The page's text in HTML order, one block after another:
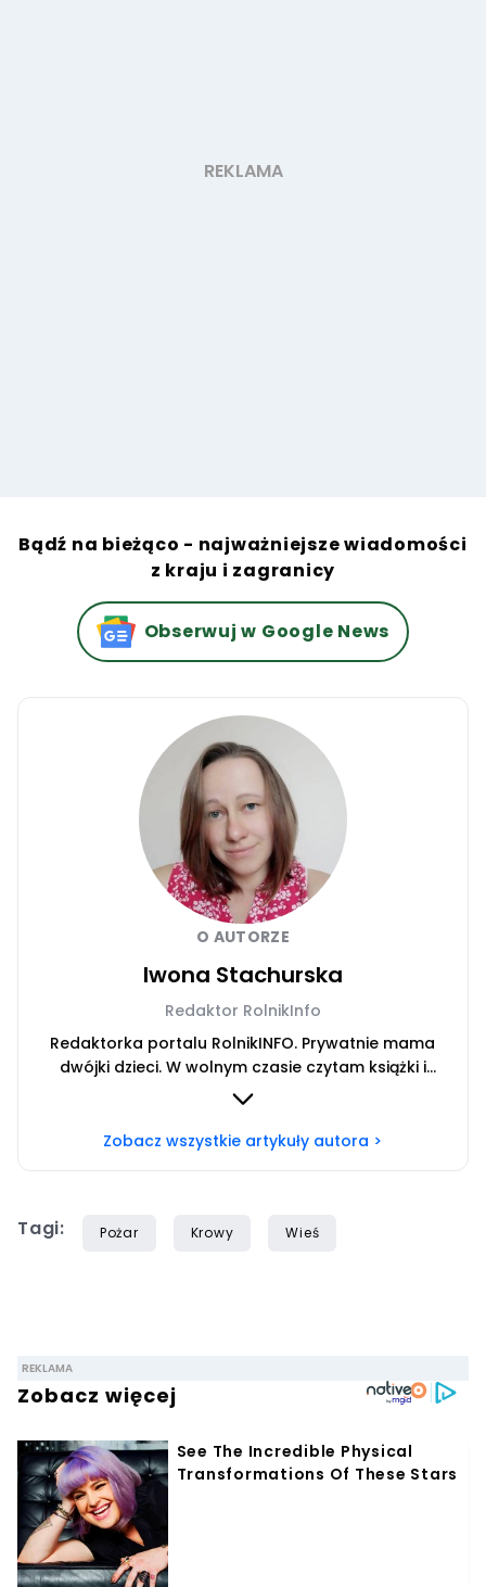
Bądź na bieżąco - najważniejsze wiadomości
z kraju i zagranicy
Obserwuj w Google News
O AUTORZE
Iwona Stachurska
Redaktor RolnikInfo
Redaktorka portalu RolnikINFO. Prywatnie mama
dwójki dzieci. W wolnym czasie czytam książki i
słucham audiobooków.
Zobacz wszystkie artykuły autora >
Tagi: Pożar Krowy Wieś